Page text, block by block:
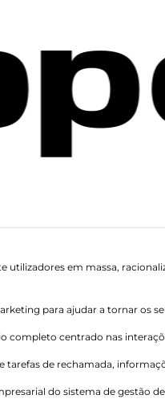
utilizadores em massa,
para ajudar a tornar os
completo centrado nas
tarefas de rechamada,
do sistema de gestão